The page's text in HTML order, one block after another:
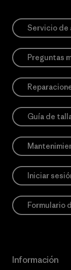
Servicio de
Preguntas
Guía de
Iniciar
Formulario
Información